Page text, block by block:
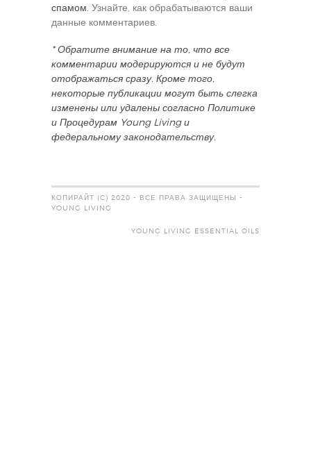
спамом. Узнайте, как обрабатываются ваши
данные комментариев.
* Обратите внимание на то, что все
комментарии модерируются и не будут
отображаться сразу. Кроме того,
некоторые публикации могут быть слегка
изменены или удалены согласно Политике
и Процедурам Young Living и
федеральному законодательству.
КОПИРАЙТ (C) 2020 - ВСЕ ПРАВА ЗАЩИЩЕНЫ -
YOUNG LIVING
YOUNG LIVING ESSENTIAL OILS